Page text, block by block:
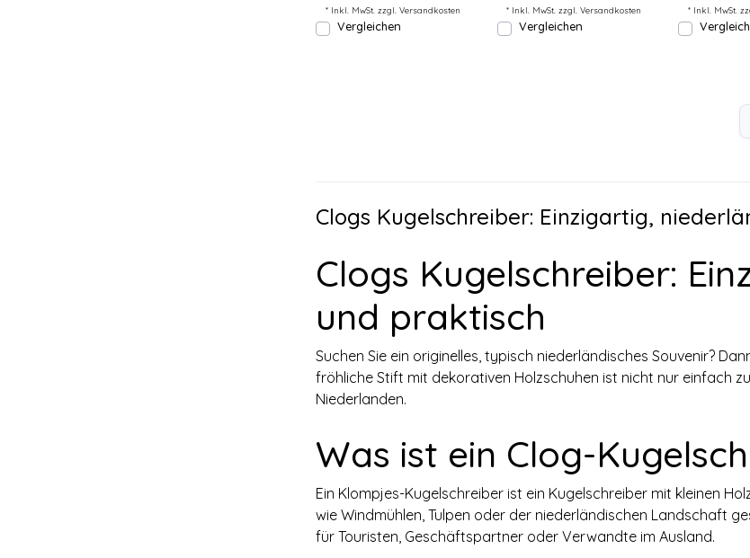
* Inkl. MwSt. zzgl. Versandkosten
Vergleichen
* Inkl. MwSt. zzgl.Versandkosten
Vergleichen
* Inkl. MwSt.
Clogs Kugelschreiber: Einzigartig,
Clogs Kugelschreiber:
und praktisch
Suchen Sie ein originelles, typisch niederländisches Souvenir?
fröhliche Stift mit dekorativen Holzschuhen ist nicht nur einfach
Niederlanden.
Was ist ein Clog-
Ein Klompjes-Kugelschreiber ist ein Kugelschreiber mit kleinen
wie Windmühlen, Tulpen oder der niederländischen Landschaft
für Touristen, Geschäftspartner oder Verwandte im Ausland.